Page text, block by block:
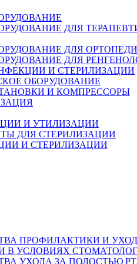
ДЛЯ
ДЛЯ
ДЛЯ
И СТЕРИЛИЗАЦИИ
ОБОРУДОВАНИЕ
И КОМПРЕССОРЫ
И УТИЛИЗАЦИИ
ДЛЯ СТЕРИЛИЗАЦИИ
И СТЕРИЛИЗАЦИИ
ПРОФИЛАКТИКИ И
В УСЛОВИЯХ
УХОДА ЗА ПОЛОСТЬЮ